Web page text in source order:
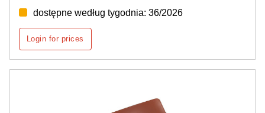
dostępne według tygodnia: 36/2026
Login for prices